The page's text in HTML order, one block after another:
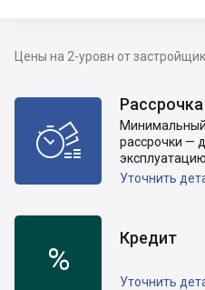
Цены на 2-уровн от

Рассрочка
рассрочки —
эксплуатацию.
Уточнить
%
Кредит
Уточнить